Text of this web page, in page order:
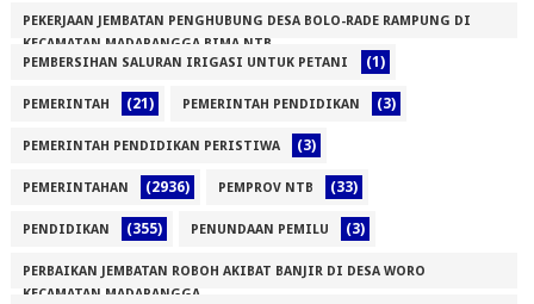
PEKERJAAN JEMBATAN PENGHUBUNG DESA BOLO-RADE RAMPUNG DI
KECAMATAN MADAPANGGA BIMA NTB
(1)PEMBERSIHAN SALURAN IRIGASI UNTUK PETANI (1)
PEMERINTAH (21) PEMERINTAH PENDIDIKAN (3)
PEMERINTAH PENDIDIKAN PERISTIWA (3)
PEMERINTAHAN (2936) PEMPROV NTB (33)
PENDIDIKAN (355) PENUNDAAN PEMILU (3)
PERBAIKAN JEMBATAN ROBOH AKIBAT BANJIR DI DESA WORO
KECAMATAN MADAPANGGA